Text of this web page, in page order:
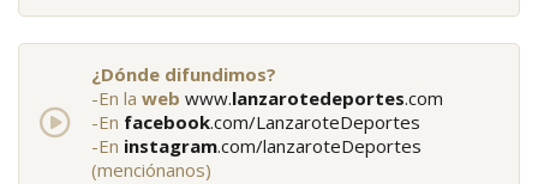
¿Dónde difundimos?
-En la web www.lanzarotedeportes.com
-En facebook.com/LanzaroteDeportes
-En instagram.com/lanzaroteDeportes
(menciónanos)